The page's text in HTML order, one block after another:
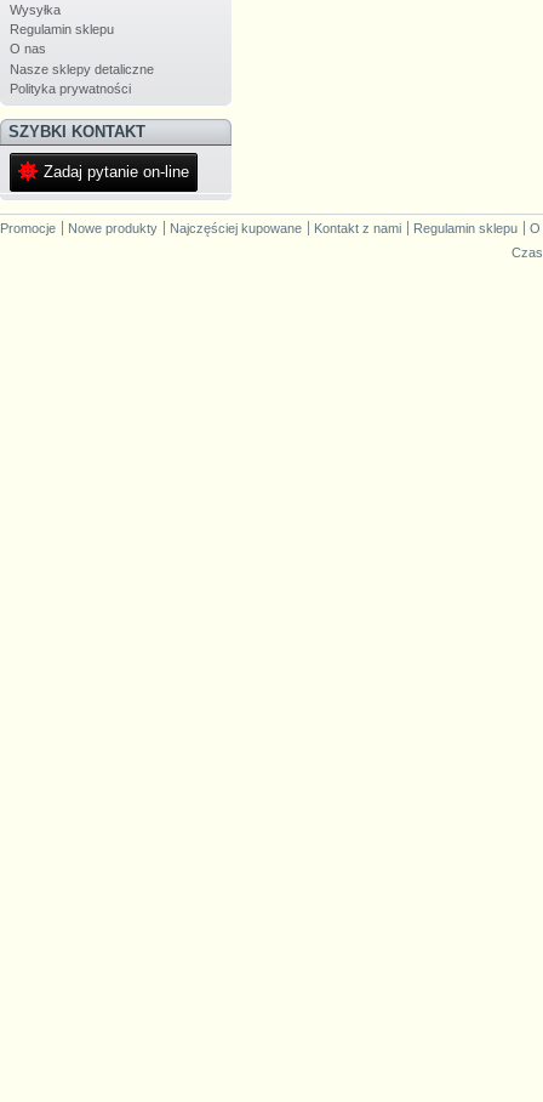
Wysyłka
Regulamin sklepu
O nas
Nasze sklepy detaliczne
Polityka prywatności
SZYBKI KONTAKT
Zadaj pytanie on-line
Promocje Nowe produkty Najczęściej kupowane Kontakt z nami Regulamin sklepu
O